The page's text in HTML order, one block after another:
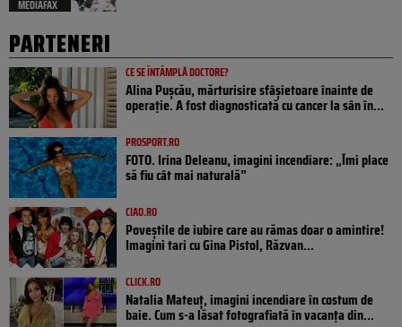
MEDIAFAX
PARTENERI
CE SE ÎNTÂMPLĂ DOCTORE?
Alina Pușcău, mărturisire sfâșietoare înainte de
operație. A fost diagnosticată cu cancer la sân în...
PROSPORT.RO
FOTO. Irina Deleanu, imagini incendiare: „Îmi place
să fiu cât mai naturală”
CIAO.RO
Poveştile de iubire care au rămas doar o amintire!
Imagini tari cu Gina Pistol, Răzvan...
CLICK.RO
Natalia Mateuț, imagini incendiare în costum de
baie. Cum s-a lăsat fotografiată în vacanța din...